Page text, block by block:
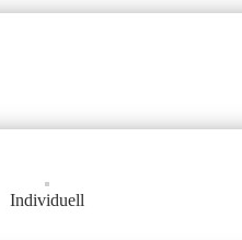
Individuell